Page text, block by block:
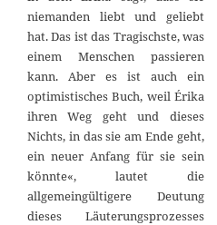
niemanden liebt und geliebt
hat. Das ist das Tragischste, was
einem Menschen passieren
kann. Aber es ist auch ein
optimistisches Buch, weil Érika
ihren Weg geht und dieses
Nichts, in das sie am Ende geht,
ein neuer Anfang für sie sein
könnte«, lautet die
allgemeingültigere Deutung
dieses Läuterungsprozesses